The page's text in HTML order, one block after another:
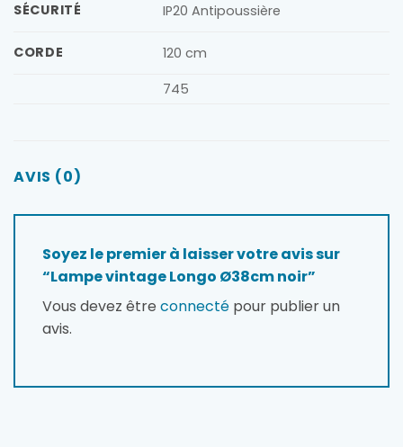
SÉCURITÉ IP20 Antipoussière
CORDE
120 cm
745
AVIS (0)
Soyez le premier à laisser votre avis sur
“Lampe vintage Longo Ø38cm noir”
Vous devez être connecté pour publier un
avis.